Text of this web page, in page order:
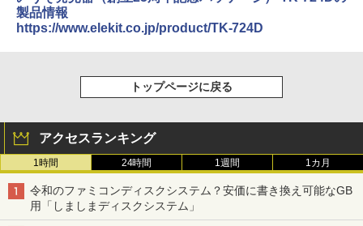
製品情報
https://www.elekit.co.jp/product/TK-724D
トップページに戻る
アクセスランキング
1時間 24時間 1週間 1カ月
令和のファミコンディスクシステム？安価に書き換え可能なGB
用「しましまディスクシステム」